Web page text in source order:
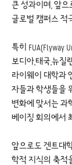
큰 성과이며, 앞으
글로벌 캠퍼스 적
특히 FUA(Flyway
보디아,태국,뉴질
라이웨이 대학과
자들과 학생들을
변화에 맞서는 과
베이징 회의에서
앞으로도 겐트대
학적 지식의 축적